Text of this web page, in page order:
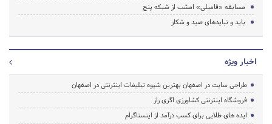
مسابقه «فامیلی» امشب از شبکه پنج
باید و نباید‌های صید و شکار
اخبار ویژه
طراحی سایت در اصفهان بهترین شیوه تبلیغات اینترنتی در اصفهان
فروشگاه اینترنتی کشاورزی اگری راز
ایده های طلایی برای کسب درآمد از اینستاگرام